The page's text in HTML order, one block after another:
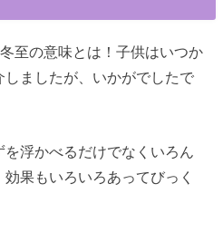
至の意味とは！子供はいつか
ましたが、いかがでしたで
浮かべるだけでなくいろん
果もいろいろあってびっく